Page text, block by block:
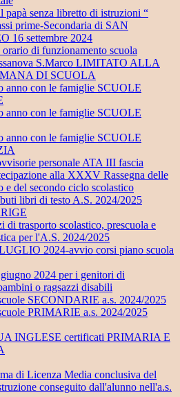
papà senza libretto di istruzioni “
prime-Secondaria di SAN
16 settembre 2024
di funzionamento scuola
S.Marco LIMITATO ALLA
DI SCUOLA
anno con le famiglie SCUOLE
anno con le famiglie SCUOLE
anno con le famiglie SCUOLE
personale ATA III fascia
alla XXXV Rassegna delle
e del secondo ciclo scolastico
libri di testo A.S. 2024/2025
di trasporto scolastico, prescuola e
per l'A.S. 2024/2025
2024-avvio corsi piano scuola
2024 per i genitori di
o ragsazzi disabili
SECONDARIE a.s. 2024/2025
PRIMARIE a.s. 2024/2025
INGLESE certificati PRIMARIA E
di Licenza Media conclusiva del
conseguito dall'alunno nell'a.s.